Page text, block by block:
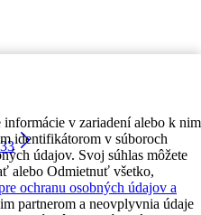
v zariadení alebo k nim
identifikátorom v súboroch
údajov. Svoj súhlas môžete
alebo Odmietnuť všetko,
ochranu osobných údajov a
partnerom a neovplyvnia údaje